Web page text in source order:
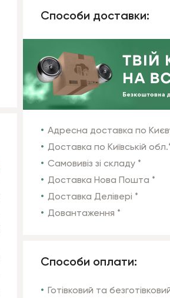
Способи доставки:
Адресна доставка по
Доставка по Київській
Самовивіз зі складу *
Доставка Нова Пошта *
Доставка Делівері *
Довантаження *
Способи оплати:
Готівковий та